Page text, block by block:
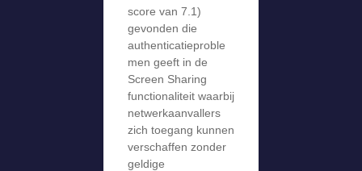
score van 7.1)
gevonden die
authenticatieproble
men geeft in de
Screen Sharing
functionaliteit waarbij
netwerkaanvallers
zich toegang kunnen
verschaffen zonder
geldige